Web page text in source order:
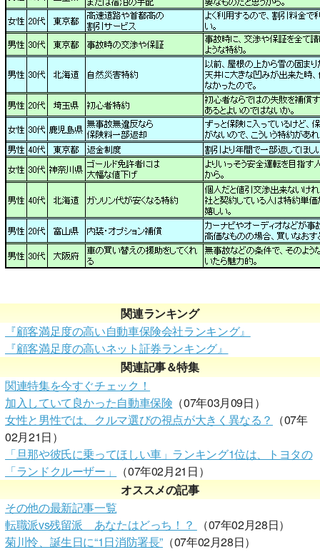
関連ランキング
『顧客満足度の高い自動車保険会社ランキング』
『顧客満足度の高いネット証券ランキング』
関連記事＆特集
関連特集を今すぐチェック！
加入していて良かった自動車保険 （07年03月09日）
女性と男性では、クルマ選びの視点が大きく異なる？
（07年
02月21日）
「旦那や彼氏に乗ってほしい車」ランキング1位は、トヨタの
「ランドクルーザー」
（07年02月21日）
オススメの記事
その他の最新記事一覧
転職派vs残留派 あなたはどっち！？
（07年02月28日）
菊川怜、誕生日に“1日消防署長” （07年02月28日）